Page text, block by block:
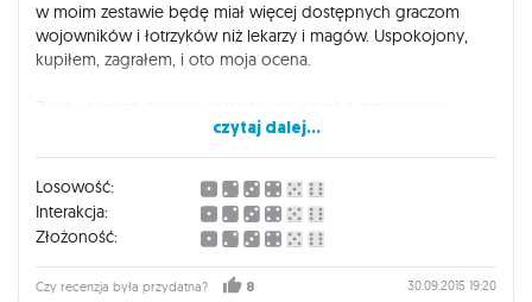
w moim zestawie będę miał więcej dostępnych graczom
wojowników i łotrzyków niż lekarzy i magów. Uspokojony,
kupiłem, zagrałem, i oto moja ocena.
łotrzyków w prawdziwych zabijaków potworów, posiadająca
ciekawe karty które dodatkowo bardzo ładnie składają się
między sobą w kombinacje. Bardzo fajna nowa talia
mrocznego władcy, która zagrywa karty na obszar gry,
bezpośrednio na grupy potworów, dając wszystkim stworom
specjalne umiejętności; pomysł, zaadoptowany później z
wielkim sukcesem w "Star Wars: Imperial Assault" działa tutaj
równie dobrze i na tle innych talii jest mocno oryginalny.
czytaj dalej...
Losowość:
Interakcja:
Złożoność:
Czy recenzja była przydatna? 8 30.09.2015 19:20